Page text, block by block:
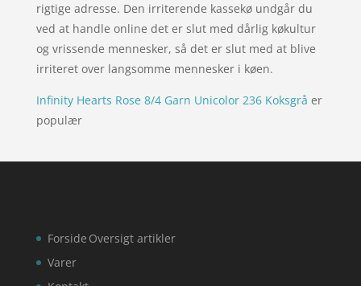
rigtige adresse. Den irriterende kassekø undgår du
ved at handle online det er slut med dårlig køkultur
og vrissende mennesker, så det er slut med at blive
irriteret over langsomme mennesker i køen.
Infinity Hearts Rose 8/4 Garn Unicolor 236 Koksgrå er
populær
Forside
Varer
Oversigt artikler